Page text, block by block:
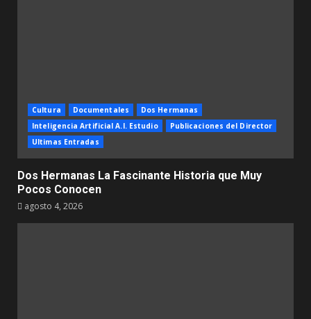
Cultura Documentales
Dos Hermanas
Inteligencia Artificial A.I. Estudio
Publicaciones del Director
Ultimas Entradas
Dos Hermanas La Fascinante Historia que Muy
Pocos Conocen
agosto 4, 2026